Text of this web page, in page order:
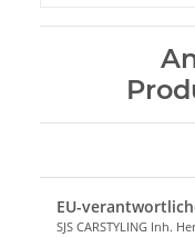
EU-
SJS CARSTYLING Inh.